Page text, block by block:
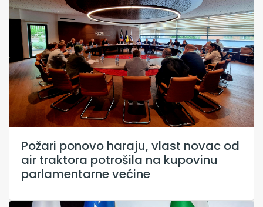
Požari ponovo haraju, vlast novac od
air traktora potrošila na kupovinu
parlamentarne većine